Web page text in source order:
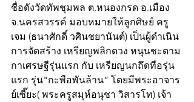
ชื่อดังวัดทัพชุมพล ต.หนองกรด อ.เมือง
จ.นครสวรรค์ มอบหมายให้ลูกศิษย์ ครู
เจม (ธนาศักดิ์ วศินชยานันต์) เป็นผู้ดำเนิน
การจัดสร้าง เหรียญพลิกดวง หนุนชะตาม
กาเศรษฐีรุ่นแรก กับ เหรียญนกถึดทือรุ่น
แรก รุ่น"กะพือพันล้าน” โดยมีพระอาจาร
ย์เซี๊ยะ( พระครูสมุห์อนุชา วิสารโท) เจ้า